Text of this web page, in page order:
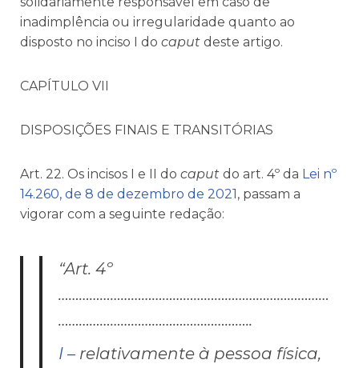
inadimplência ou irregularidade quanto ao
disposto no inciso I do caput deste artigo.
CAPÍTULO VII
DISPOSIÇÕES FINAIS E TRANSITÓRIAS
Art. 22. Os incisos I e II do caput do art. 4º da Lei nº
14.260, de 8 de dezembro de 2021, passam a
vigorar com a seguinte redação:
“Art. 4º
……………………………………………………………………
………………………………………………..
I – relativamente à pessoa física,